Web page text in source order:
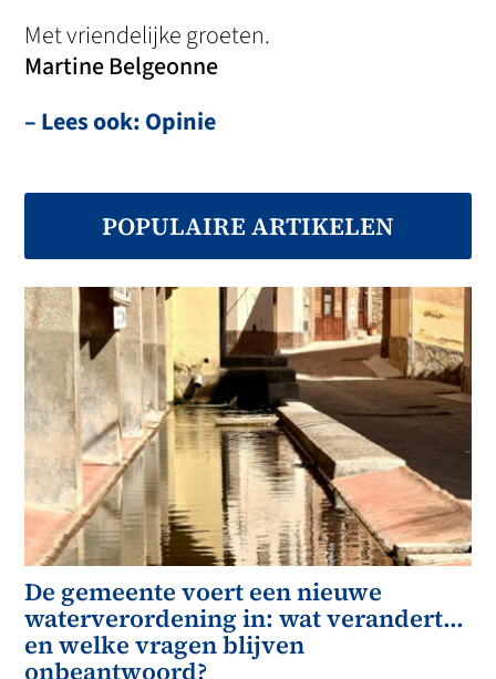
Met vriendelijke groeten.
Martine Belgeonne
– Lees ook: Opinie
POPULAIRE ARTIKELEN
De gemeente voert een nieuwe
waterverordening in: wat verandert…
en welke vragen blijven
onbeantwoord?